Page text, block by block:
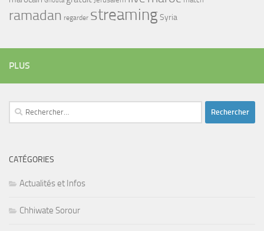
ramadan regarder streamingSyria
PLUS
Rechercher :
CATÉGORIES
Actualités et Infos
Chhiwate Sorour